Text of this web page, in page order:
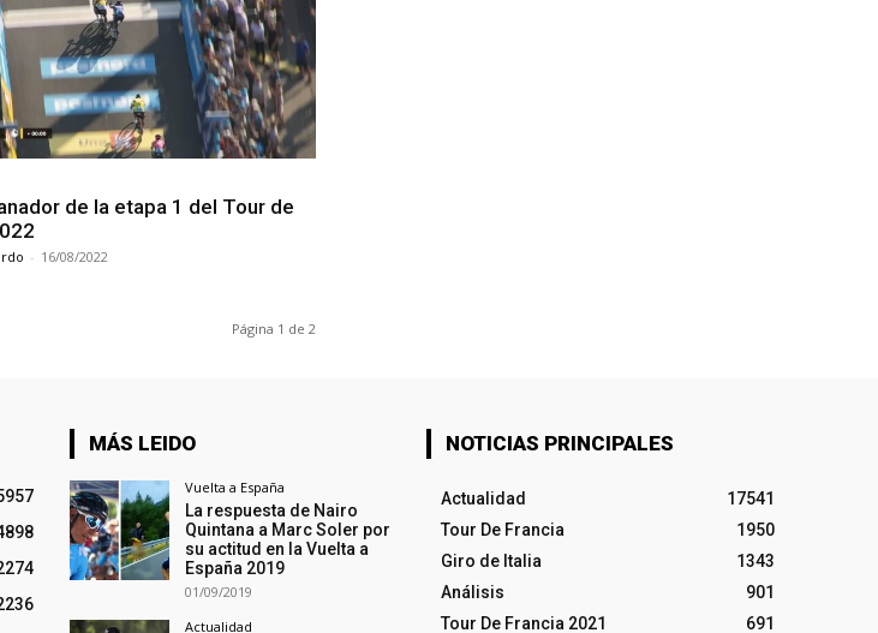
de la etapa 1 del Tour de
- 16/08/2022
Página 1 de 2
MÁS LEIDO
Vuelta a España
La respuesta de Nairo
Quintana a Marc Soler por
su actitud en la Vuelta a
España 2019
01/09/2019
Actualidad
NOTICIAS PRINCIPALES
Actualidad
17541
Tour De Francia
1950
Giro de Italia
1343
Análisis
901
Tour De Francia 2021
691